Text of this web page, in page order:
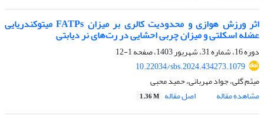
اثر ورزش هوازی و محدودیت کالری بر میزان FATPs میتوکندریایی
عضله اسکلتی و میزان چربی احشایی در رت‌های نر دیابتی
دوره 16، شماره 31، شهریور 1403، صفحه
1-12
10.22034/sbs.2024.434273.1079
میثم گلی، جواد مهربانی، حمید محبی
مشاهده مقاله
اصل مقاله 1.36 M